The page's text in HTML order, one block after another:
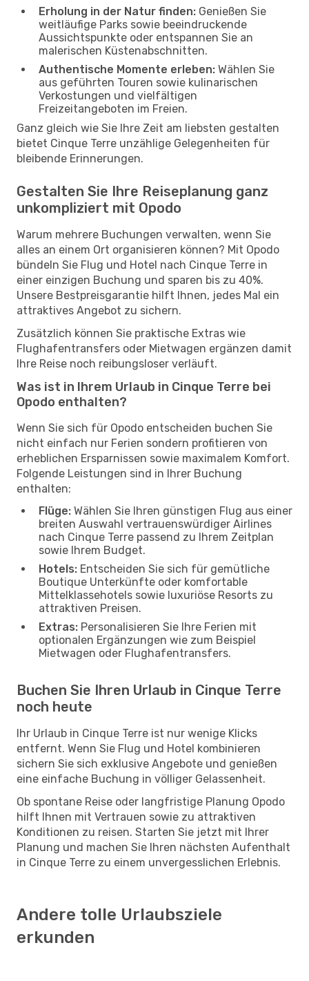
Erholung in der Natur finden: Genießen Sie
weitläufige Parks sowie beeindruckende
Aussichtspunkte oder entspannen Sie an
malerischen Küstenabschnitten.
Authentische Momente erleben: Wählen Sie
aus geführten Touren sowie kulinarischen
Verkostungen und vielfältigen
Freizeitangeboten im Freien.
Ganz gleich wie Sie Ihre Zeit am liebsten gestalten
bietet Cinque Terre unzählige Gelegenheiten für
bleibende Erinnerungen.
Gestalten Sie Ihre Reiseplanung ganz
unkompliziert mit Opodo
Warum mehrere Buchungen verwalten, wenn Sie
alles an einem Ort organisieren können? Mit Opodo
bündeln Sie Flug und Hotel nach Cinque Terre in
einer einzigen Buchung und sparen bis zu 40%.
Unsere Bestpreisgarantie hilft Ihnen, jedes Mal ein
attraktives Angebot zu sichern.
Zusätzlich können Sie praktische Extras wie
Flughafentransfers oder Mietwagen ergänzen damit
Ihre Reise noch reibungsloser verläuft.
Was ist in Ihrem Urlaub in Cinque Terre bei
Opodo enthalten?
Wenn Sie sich für Opodo entscheiden buchen Sie
nicht einfach nur Ferien sondern profitieren von
erheblichen Ersparnissen sowie maximalem Komfort.
Folgende Leistungen sind in Ihrer Buchung
enthalten:
Flüge: Wählen Sie Ihren günstigen Flug aus einer
breiten Auswahl vertrauenswürdiger Airlines
nach Cinque Terre passend zu Ihrem Zeitplan
sowie Ihrem Budget.
Hotels: Entscheiden Sie sich für gemütliche
Boutique Unterkünfte oder komfortable
Mittelklassehotels sowie luxuriöse Resorts zu
attraktiven Preisen.
Extras: Personalisieren Sie Ihre Ferien mit
optionalen Ergänzungen wie zum Beispiel
Mietwagen oder Flughafentransfers.
Buchen Sie Ihren Urlaub in Cinque Terre
noch heute
Ihr Urlaub in Cinque Terre ist nur wenige Klicks
entfernt. Wenn Sie Flug und Hotel kombinieren
sichern Sie sich exklusive Angebote und genießen
eine einfache Buchung in völliger Gelassenheit.
Ob spontane Reise oder langfristige Planung Opodo
hilft Ihnen mit Vertrauen sowie zu attraktiven
Konditionen zu reisen. Starten Sie jetzt mit Ihrer
Planung und machen Sie Ihren nächsten Aufenthalt
in Cinque Terre zu einem unvergesslichen Erlebnis.
Andere tolle Urlaubsziele
erkunden